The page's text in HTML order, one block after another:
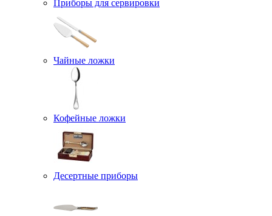
Приборы для сервировки
Чайные ложки
Кофейные ложки
Десертные приборы